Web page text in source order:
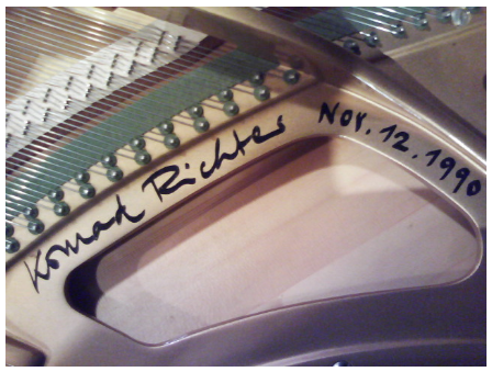
イ
ン
コ
ン
サ
ー
ト
/
C.
ベ
ヒ
シ
ュ
イ
ン
ジ
ャ
パ
ン
の
取
り
組
み
ピ
ノ
製
造
ュ
タ
イ
ン
の
音
色
ベ
ヒ
シ
ュ
イ
ン
(お
知
ら
せ・
メ
デ
ィ
ア
情
報)
ャ
ン
ペ
正
規
デ
ィ
ー
ラ
ー・
取
扱
店
店
舗・
で
オンライン試弾
メルマガ登録
趣
味
か
ら
本
格
に
学
ぶ
ブ
ロ
グ